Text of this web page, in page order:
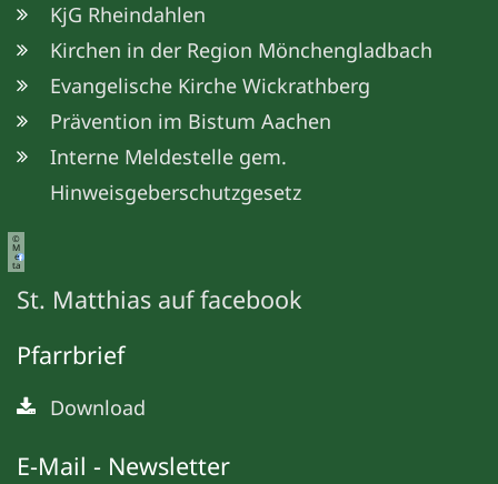
KjG Rheindahlen
Kirchen in der Region Mönchengladbach
Evangelische Kirche Wickrathberg
Prävention im Bistum Aachen
Interne Meldestelle gem.
Hinweisgeberschutzgesetz
©
M
e
ta
St. Matthias auf facebook
Pfarrbrief
Download
E-Mail - Newsletter